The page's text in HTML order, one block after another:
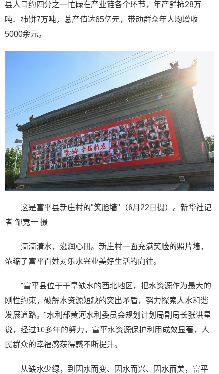
县人口约四分之一忙碌在产业链各个环节，年产鲜柿28万
吨、柿饼7万吨，总产值达65亿元，带动群众年人均增收
5000余元。
这是富平县新庄村的"笑脸墙"（6月22日摄）。新华社记
者 邹竞一 摄
滴滴清水，滋润心田。新庄村一面充满笑脸的照片墙，
浓缩了富平百姓对乐水兴业美好生活的向往。
"富平县位于干旱缺水的西北地区，把水资源作为最大的
刚性约束，破解水资源短缺的突出矛盾，努力探索人水和谐
发展道路。"水利部黄河水利委员会规划计划局副局长张洪星
说，经过10多年的努力，富平水资源保护利用成效显著，人
民群众的幸福感获得感不断提升。
从缺水少绿，到因水而变、因水而兴、因水而美，富平